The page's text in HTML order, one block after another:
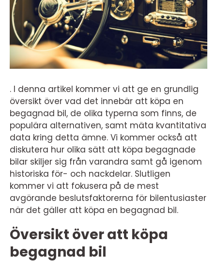
. I denna artikel kommer vi att ge en grundlig
översikt över vad det innebär att köpa en
begagnad bil, de olika typerna som finns, de
populära alternativen, samt mäta kvantitativa
data kring detta ämne. Vi kommer också att
diskutera hur olika sätt att köpa begagnade
bilar skiljer sig från varandra samt gå igenom
historiska för- och nackdelar. Slutligen
kommer vi att fokusera på de mest
avgörande beslutsfaktorerna för bilentusiaster
när det gäller att köpa en begagnad bil.
Översikt över att köpa
begagnad bil